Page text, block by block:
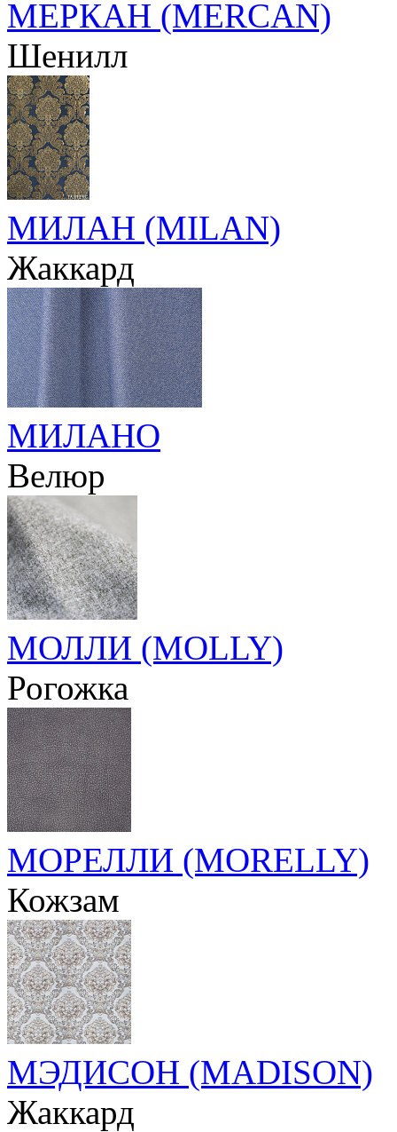
МЕРКАН (MERCAN)
Шенилл
МИЛАН (MILAN)
Жаккард
МИЛАНО
Велюр
МОЛЛИ (MOLLY)
Рогожка
МОРЕЛЛИ (MORELLY)
Кожзам
МЭДИСОН (MADISON)
Жаккард